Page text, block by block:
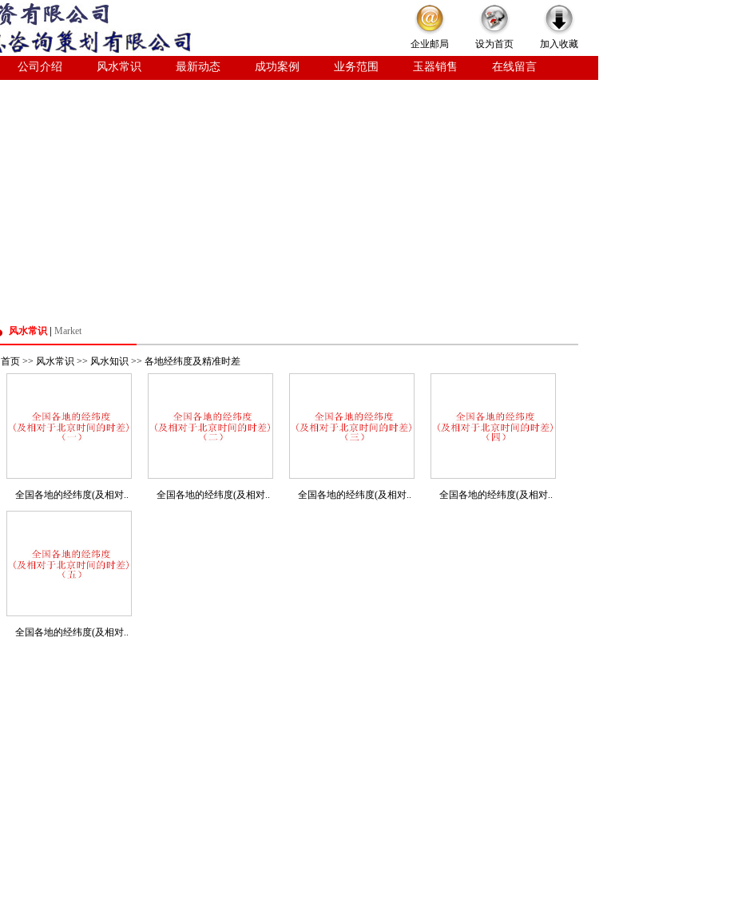
企业邮局 设为首页 加入收藏
公司介绍 风水常识 最新动态 成功案例 业务范围 玉器销售 在线留言
风水常识 Market
首页 >> 风水常识 >> 风水知识 >> 各地经纬度及精准时差
全国各地的经纬度(及相对.. 全国各地的经纬度(及相对.. 全国各地的经纬度(及相对.. 全国各地的经纬度(及相对..
全国各地的经纬度(及相对..